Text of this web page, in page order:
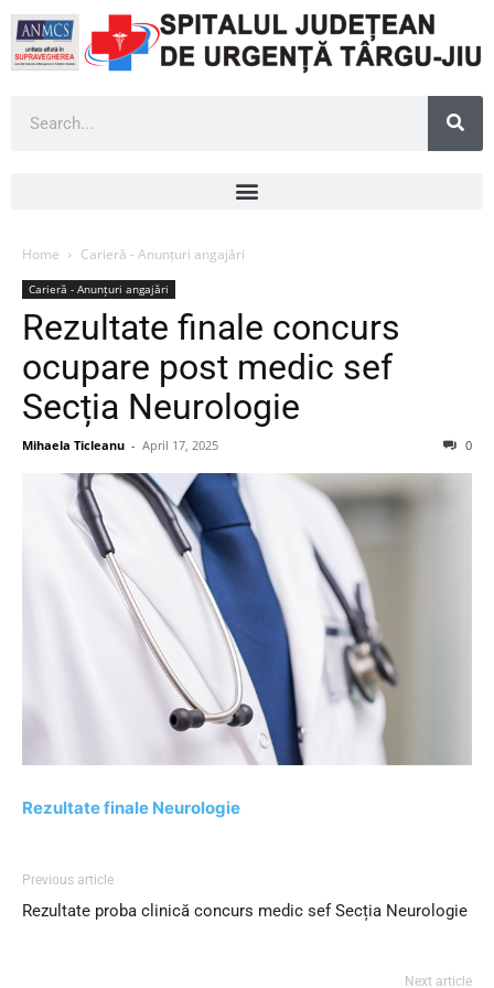
Home Carieră - Anunțuri angajări
Carieră - Anunțuri angajări
Rezultate finale concurs
ocupare post medic sef
Secția Neurologie
Mihaela Ticleanu - April 17, 2025 0
Rezultate finale Neurologie
Previous article
Rezultate proba clinică concurs medic sef Secția Neurologie
Next article